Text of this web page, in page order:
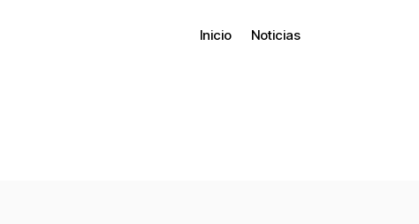
Inicio Noticias